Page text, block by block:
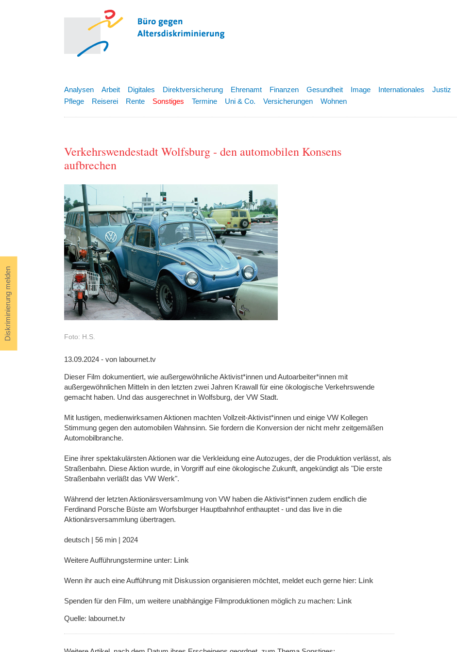
Diskriminierung melden
Analysen Arbeit Digitales Direktversicherung Ehrenamt Finanzen Gesundheit Image Internationales Justiz
Pflege
Reiserei Rente Sonstiges Termine Uni & Co. Versicherungen Wohnen
Verkehrswendestadt Wolfsburg - den automobilen Konsens
aufbrechen
Foto: H.S.
13.09.2024 - von labournet.tv
Dieser Film dokumentiert, wie außergewöhnliche Aktivist*innen und Autoarbeiter*innen mit
außergewöhnlichen Mitteln in den letzten zwei Jahren Krawall für eine ökologische Verkehrswende
gemacht haben. Und das ausgerechnet in Wolfsburg, der VW Stadt.
Mit lustigen, medienwirksamen Aktionen machten Vollzeit-Aktivist*innen und einige VW Kollegen
Stimmung gegen den automobilen Wahnsinn. Sie fordern die Konversion der nicht mehr zeitgemäßen
Automobilbranche.
Eine ihrer spektakulärsten Aktionen war die Verkleidung eine Autozuges, der die Produktion verlässt, als
Straßenbahn. Diese Aktion wurde, in Vorgriff auf eine ökologische Zukunft, angekündigt als "Die erste
Straßenbahn verläßt das VW Werk".
Während der letzten Aktionärsversamlmung von VW haben die Aktivist*innen zudem endlich die
Ferdinand Porsche Büste am Worfsburger Hauptbahnhof enthauptet - und das live in die
Aktionärsversammlung übertragen.
deutsch | 56 min | 2024
Weitere Aufführungstermine unter: Link
Wenn ihr auch eine Aufführung mit Diskussion organisieren möchtet, meldet euch gerne hier: Link
Spenden für den Film, um weitere unabhängige Filmproduktionen möglich zu machen: Link
Quelle: labournet.tv